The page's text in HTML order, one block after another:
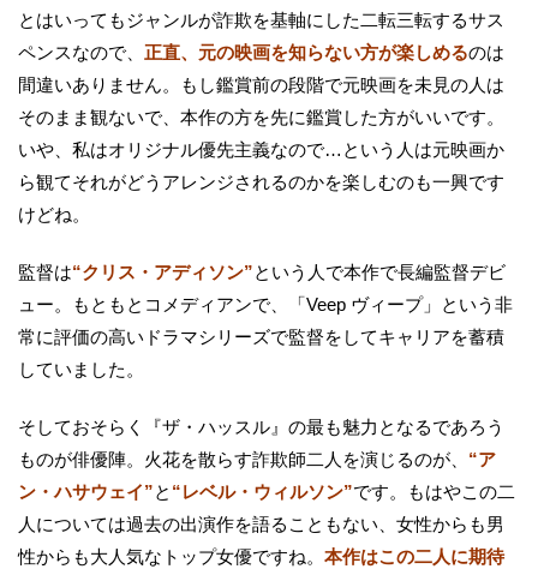
とはいってもジャンルが詐欺を基軸にした二転三転するサス
ペンスなので、 正直、元の映画を知らない方が楽しめるのは
間違いありません。もし鑑賞前の段階で元映画を未見の人は
そのまま観ないで、本作の方を先に鑑賞した方がいいです。
いや、私はオリジナル優先主義なので…という人は元映画か
ら観てそれがどうアレンジされるのかを楽しむのも一興です
けどね。
監督は“クリス・アディソン”という人で本作で長編監督デビ
ュー。もともとコメディアンで、「Veep ヴィープ」という非
常に評価の高いドラマシリーズで監督をしてキャリアを蓄積
していました。
そしておそらく『ザ・ハッスル』の最も魅力となるであろう
ものが俳優陣。火花を散らす詐欺師二人を演じるのが、 “ア
ン・ハサウェイ”と “レベル・ウィルソン”です。もはやこの二
人については過去の出演作を語ることもない、女性からも男
性からも大人気なトップ女優ですね。 本作はこの二人に期待